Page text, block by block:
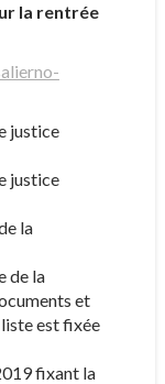
la rentrée
justice
justice
la
de la
et
est fixée
fixant la